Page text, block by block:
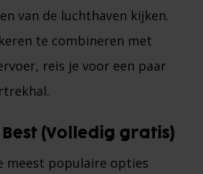
van de luchthaven kijken.
te combineren met
reis je voor een paar
Best (Volledig gratis)
meest populaire opties